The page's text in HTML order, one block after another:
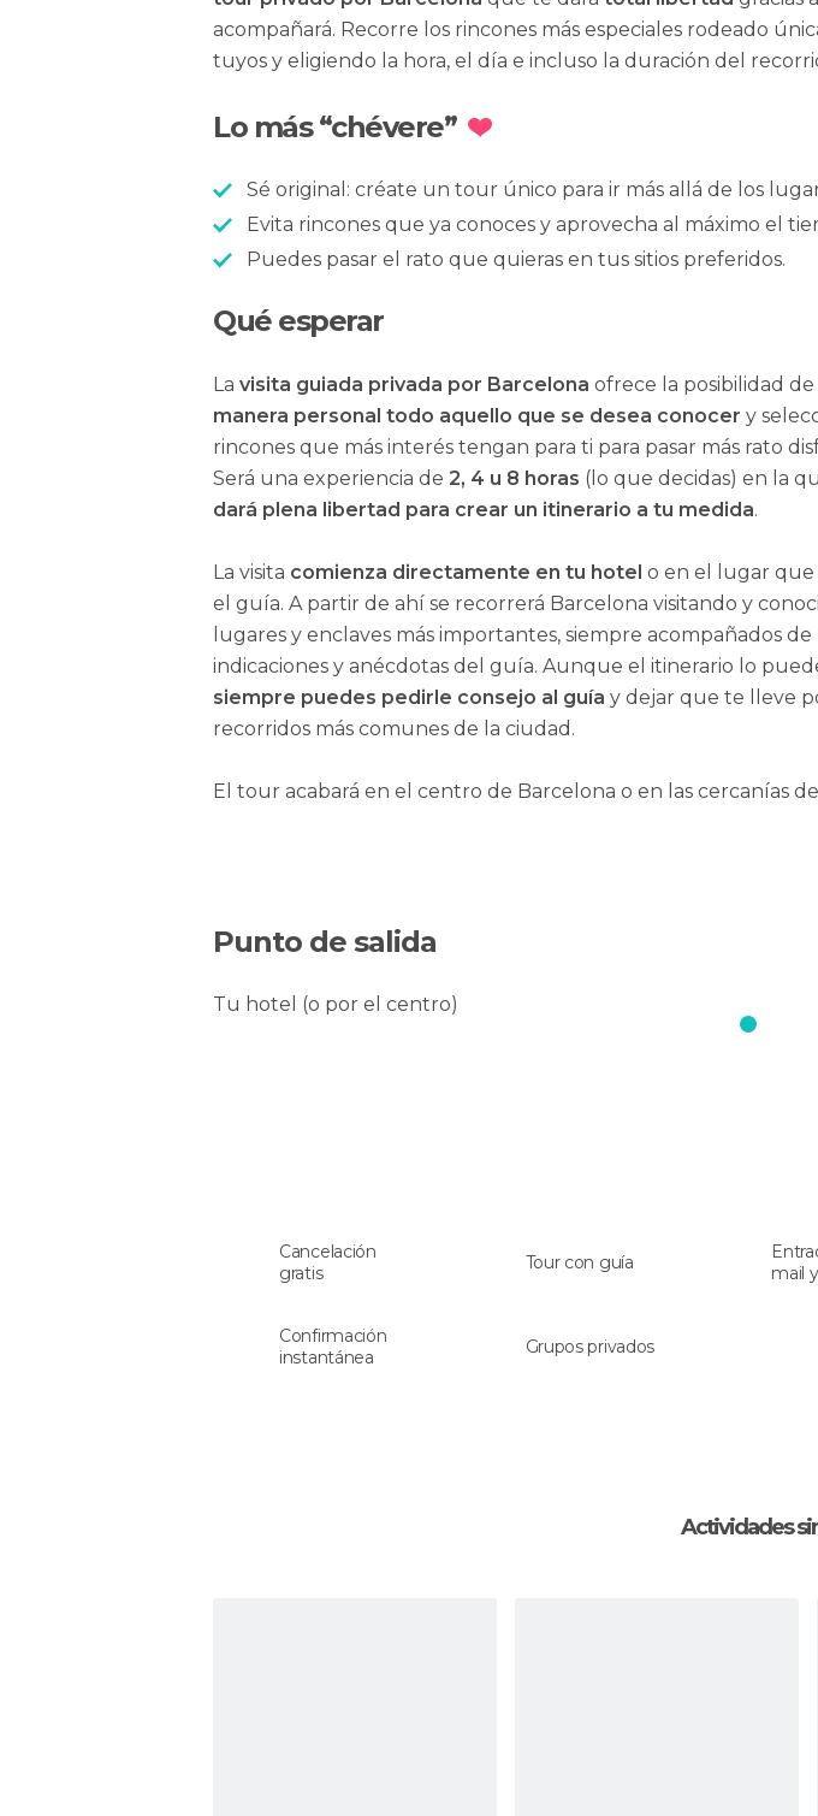
acompañará. Recorre los rincones más especiales rodeado
tuyos y eligiendo la hora, el día e incluso la duración del
Lo más “chévere”
Sé original: créate un tour único para ir más allá de los
Evita rincones que ya conoces y aprovecha al máximo el
Puedes pasar el rato que quieras en tus sitios preferidos.
Qué esperar
La visita guiada privada por Barcelona ofrece la posibilidad de
manera personal todo aquello que se desea conocer y
rincones que más interés tengan para ti para pasar más rato
Será una experiencia de 2, 4 u 8 horas (lo que decidas) en la
dará plena libertad para crear un itinerario a tu medida.
La visita comienza directamente en tu hotel o en el lugar que
el guía. A partir de ahí se recorrerá Barcelona visitando y
lugares y enclaves más importantes, siempre acompañados de
indicaciones y anécdotas del guía. Aunque el itinerario lo
siempre puedes pedirle consejo al guía y dejar que te lleve
recorridos más comunes de la ciudad.
El tour acabará en el centro de Barcelona o en las cercanías
Punto de salida
Tu hotel (o por el centro)
Cancelación
gratis
Tour con guía
mail
Confirmación
instantánea
Grupos privados
Actividades